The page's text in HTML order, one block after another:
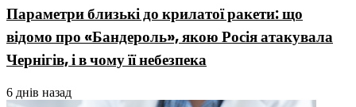
Параметри близькі до крилатої ракети: що
відомо про «Бандероль», якою Росія атакувала
Чернігів, і в чому її небезпека
6 днів назад